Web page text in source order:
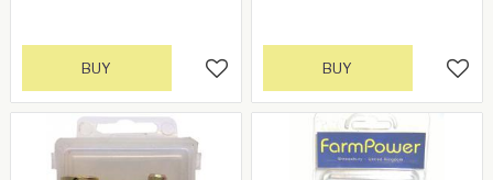
Add to favorites
BUY BUY